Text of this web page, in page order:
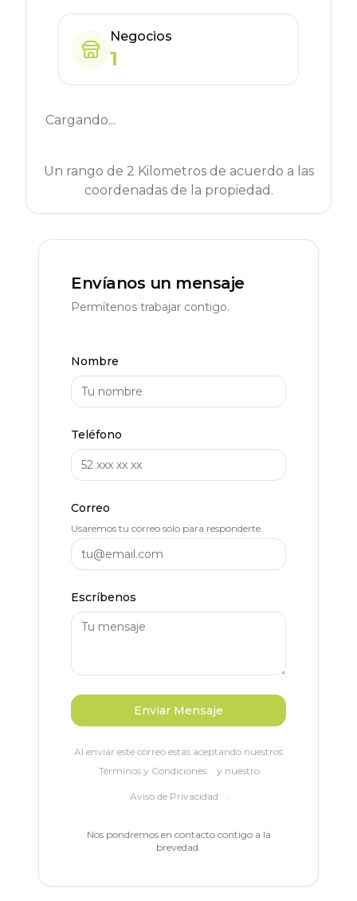
Negocios
1
Cargando...
Un rango de 2 Kilometros de acuerdo a las
coordenadas de la propiedad.
Envíanos un mensaje
Permítenos trabajar contigo.
Nombre
Teléfono
Correo
Usaremos tu correo solo para responderte.
Escríbenos
Enviar Mensaje
Al enviar este correo estás aceptando nuestros
Términos y Condiciones
y nuestro
Aviso de Privacidad .
Nos pondremos en contacto contigo a la
brevedad.